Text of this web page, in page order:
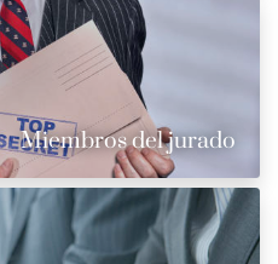
Miembros del jurado